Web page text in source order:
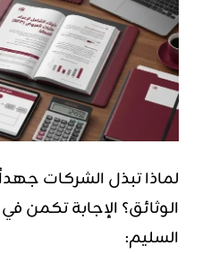
لماذا تبذل الشركات
الوثائق؟ الإجابة تكمن
السليم: